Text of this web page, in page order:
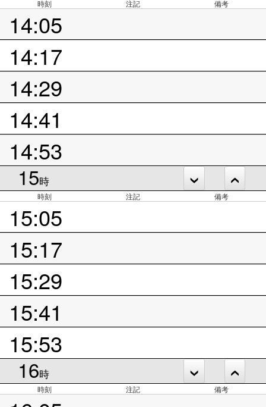
時刻 注記 備考
14:05
14:17
14:29
14:41
14:53
15時
時刻 注記 備考
15:05
15:17
15:29
15:41
15:53
16時
時刻 注記 備考